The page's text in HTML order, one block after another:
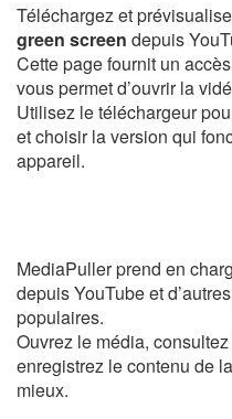
Téléchargez et
green screen depuis
Cette page fournit un
vous permet d’ouvrir la
Utilisez le téléchargeur
et choisir la version qui
appareil.
MediaPuller prend en
depuis YouTube et
populaires.
Ouvrez le média,
enregistrez le contenu de
mieux.